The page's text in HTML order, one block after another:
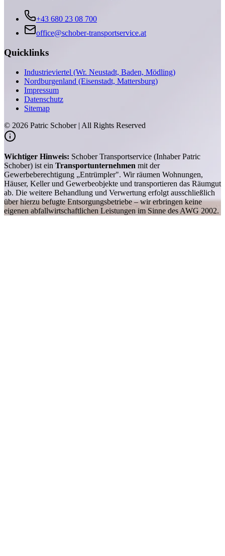
+43 680 23 08 700
office@schober-transportservice.at
Quicklinks
Industrieviertel (Wr. Neustadt, Baden, Mödling)
Nordburgenland (Eisenstadt, Mattersburg)
Impressum
Datenschutz
Sitemap
© 2026 Patric Schober | All Rights Reserved
Wichtiger Hinweis: Schober Transportservice (Inhaber Patric
Schober) ist ein Transportunternehmen mit der
Gewerbeberechtigung „Entrümpler". Wir räumen Wohnungen,
Häuser, Keller und Gewerbeobjekte und transportieren das Räumgut
ab. Die weitere Behandlung und Verwertung erfolgt ausschließlich
über hierzu befugte Entsorgungsbetriebe – wir erbringen keine
eigenen abfallwirtschaftlichen Leistungen im Sinne des AWG 2002.